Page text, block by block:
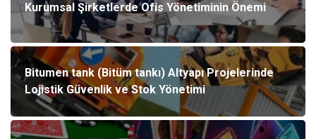
Kurumsal Şirketlerde Ofis Yönetiminin Önemi
Bitumen tank (Bitüm tankı) Altyapı Projelerinde
Lojistik Güvenlik ve Stok Yönetimi